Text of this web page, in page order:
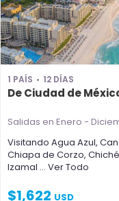
1 PAÍS 12 DÍAS
De Ciudad de
Salidas en Enero -
Visitando Agua Azul,
Chiapa de Corzo,
Izamal ... Ver Todo
$1,622 USD